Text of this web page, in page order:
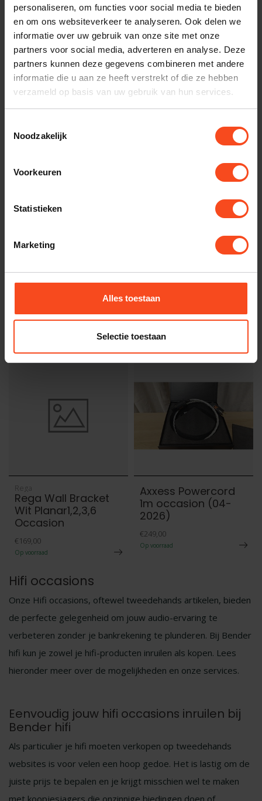
personaliseren, om functies voor social media te bieden
en om ons websiteverkeer te analyseren. Ook delen we
informatie over uw gebruik van onze site met onze
partners voor social media, adverteren en analyse. Deze
partners kunnen deze gegevens combineren met andere
informatie die u aan ze heeft verstrekt of die ze hebben
verzameld op basis van uw gebruik van hun services.
Noodzakelijk
Voorkeuren
Statistieken
Marketing
Alles toestaan
Selectie toestaan
Revox Joy S120
Demomodel Wit
€1.199,00
Audiolab 6000 CDT
Cd transport
occasion (2026)
ISO ACOUSTICS
Iso Acoustics Gaia II
€69,00
Axxess Forte 2 met
Noir voetjes
occasion (04-2026)
€4.799,00
Rega
Rega Wall Bracket
Wit Planar1,2,3,6
Occasion
€169,00
Op voorraad
Axxess Powercord
1m occasion (04-
2026)
€249,00
Op voorraad
Hifi occasions
Onze Hifi occasions, oftewel tweedehands artikelen, bieden
de perfecte gelegenheid om jouw audio-ervaring te
verbeteren zonder je bankrekening te plunderen. Bij Bender
hifi kun je zowel je hifi-producten inruilen als kopen. Lees
hieronder meer over de mogelijkheden en onze services.
Eenvoudig jouw hifi occasions inruilen bij
Bender hifi
Als particulier je hifi moeten verkopen op tweedehands
websites is voor velen een hoop gedoe. Het is lastig om de
juiste prijs te bepalen en je krijgt misschien wel te maken
met koopjesjagers die onzinnige biedingen doen of